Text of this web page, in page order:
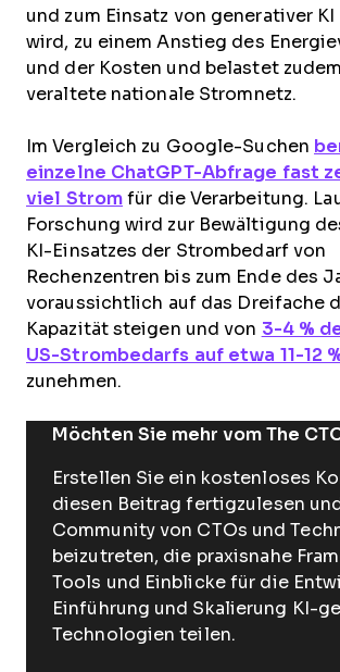
und zum Einsatz von generativer
wird, zu einem Anstieg des
und der Kosten und belastet
veraltete nationale Stromnetz.
Im Vergleich zu Google-Suchen
einzelne ChatGPT-Abfrage fast
viel Strom für die Verarbeitung.
Forschung wird zur Bewältigung
KI-Einsatzes der Strombedarf von
Rechenzentren bis zum Ende des
voraussichtlich auf das Dreifache
Kapazität steigen und von 3-4 %
US-Strombedarfs auf etwa 11-12
zunehmen.
Möchten Sie mehr vom The
Erstellen Sie ein kostenloses
diesen Beitrag fertigzulesen
Community von CTOs und
beizutreten, die praxisnahe
Tools und Einblicke für die
Einführung und Skalierung KI-
Technologien teilen.